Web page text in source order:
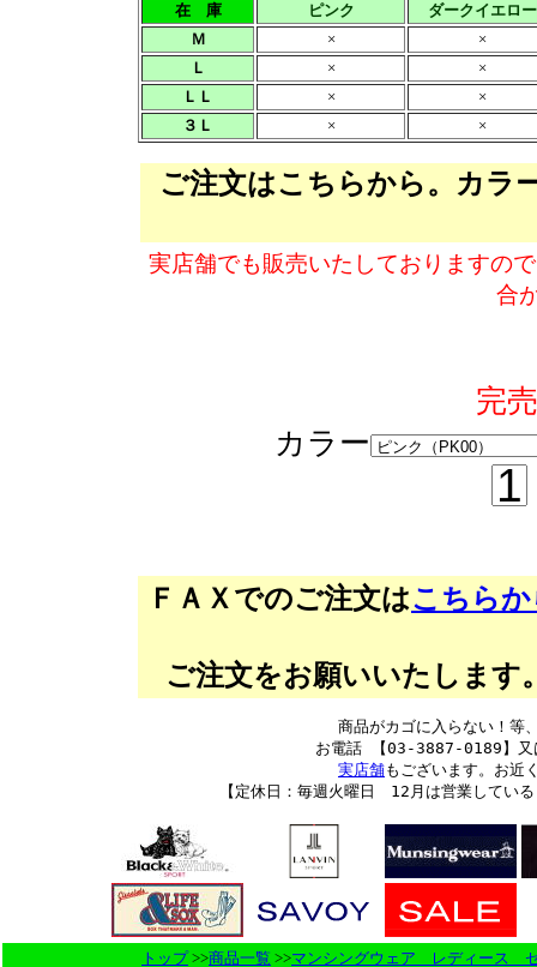
在 庫 ピンク
ダークイエロー
Ｍ
×
×
Ｌ
×
×
ＬＬ
×
×
３Ｌ
× ×
ご注文はこちらから。カラ
実店舗でも販売いたしておりますの
合
完
カラー
ＦＡＸでのご注文はこちら
ご注文をお願いいたし
商品がカゴに入らない！等
お電話 【03-3887-0189】又
実店舗もございます。お近
【定休日：毎週火曜日 12月は営業してい
トップ>>商品一覧 >>マンシングウェア レディース